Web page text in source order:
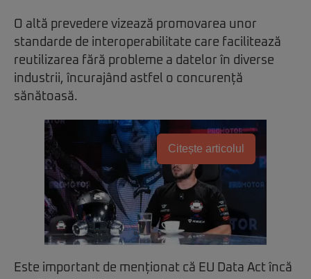
O altă prevedere vizează promovarea unor
standarde de interoperabilitate care facilitează
reutilizarea fără probleme a datelor în diverse
industrii, încurajând astfel o concurență
sănătoasă.
Citește articolul
Este important de menționat că EU Data Act încă